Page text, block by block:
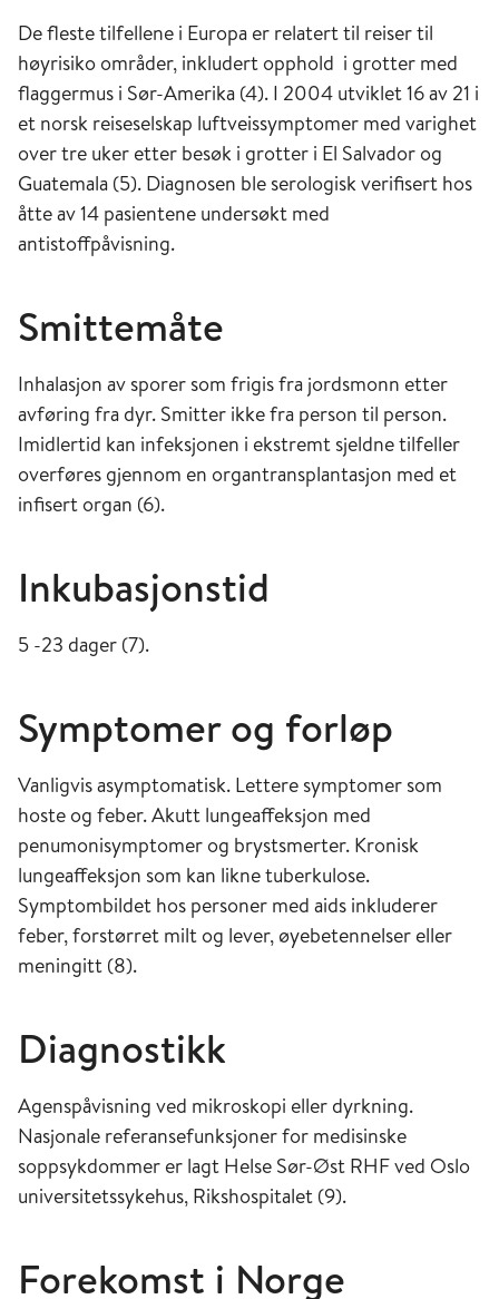
De fleste tilfellene i Europa er relatert til reiser til
høyrisiko områder, inkludert opphold i grotter med
flaggermus i Sør-Amerika (4). I 2004 utviklet 16 av 21 i
et norsk reiseselskap luftveissymptomer med varighet
over tre uker etter besøk i grotter i El Salvador og
Guatemala (5). Diagnosen ble serologisk verifisert hos
åtte av 14 pasientene undersøkt med
antistoffpåvisning.
Smittemåte
Inhalasjon av sporer som frigis fra jordsmonn etter
avføring fra dyr. Smitter ikke fra person til person.
Imidlertid kan infeksjonen i ekstremt sjeldne tilfeller
overføres gjennom en organtransplantasjon med et
infisert organ (6).
Inkubasjonstid
5 -23 dager (7).
Symptomer og forløp
Vanligvis asymptomatisk. Lettere symptomer som
hoste og feber. Akutt lungeaffeksjon med
penumonisymptomer og brystsmerter. Kronisk
lungeaffeksjon som kan likne tuberkulose.
Symptombildet hos personer med aids inkluderer
feber, forstørret milt og lever, øyebetennelser eller
meningitt (8).
Diagnostikk
Agenspåvisning ved mikroskopi eller dyrkning.
Nasjonale referansefunksjoner for medisinske
soppsykdommer er lagt Helse Sør-Øst RHF ved Oslo
universitetssykehus, Rikshospitalet (9).
Forekomst i Norge